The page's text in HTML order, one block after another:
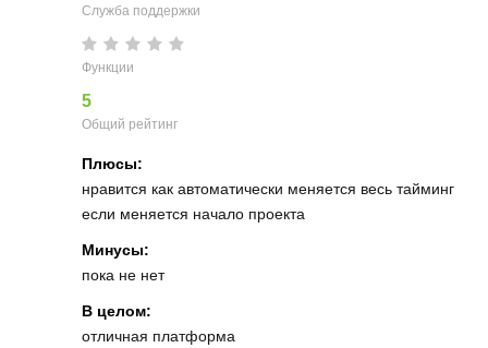
Служба поддержки
Функции
5
Общий рейтинг
Плюсы:
нравится как автоматически меняется весь тайминг
если меняется начало проекта
Минусы:
пока не нет
В целом:
отличная платформа